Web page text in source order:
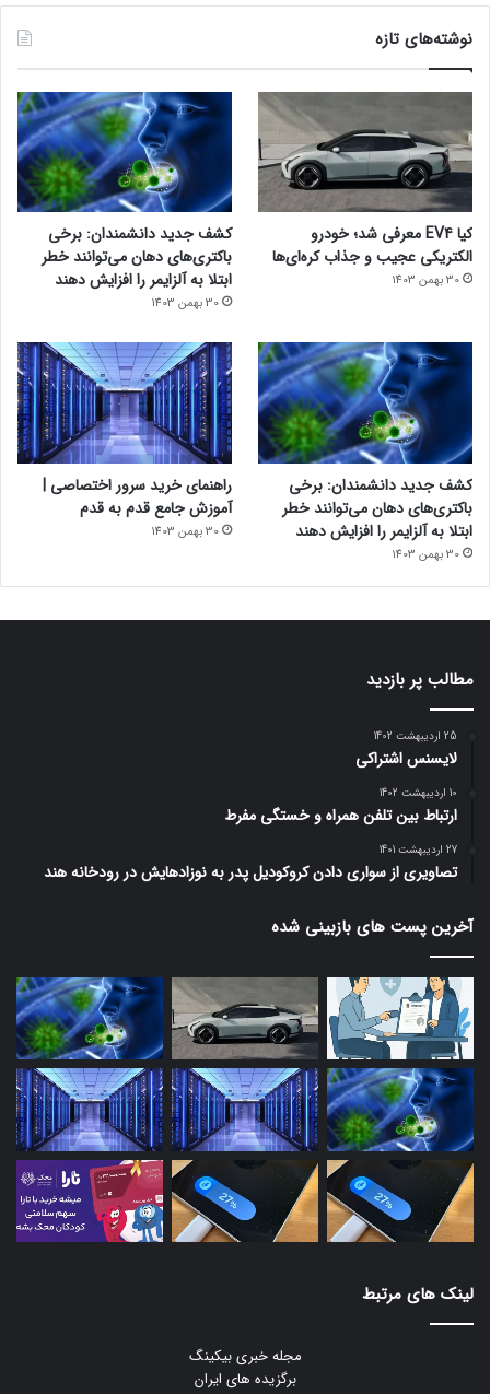
نوشته‌های تازه
کیا EV4 معرفی شد؛ خودرو
الکتریکی عجیب و جذاب کره‌ای‌ها
30 بهمن 1403
کشف جدید دانشمندان: برخی
باکتری‌های دهان می‌توانند خطر
ابتلا به آلزایمر را افزایش دهند
30 بهمن 1403
کشف جدید دانشمندان: برخی
باکتری‌های دهان می‌توانند خطر
ابتلا به آلزایمر را افزایش دهند
30 بهمن 1403
راهنمای خرید سرور اختصاصی |
آموزش جامع قدم به قدم
30 بهمن 1403
مطالب پر بازدید
25 اردیبهشت 1402
لایسنس اشتراکی
10 اردیبهشت 1402
ارتباط بین تلفن همراه و خستگی مفرط
27 اردیبهشت 1401
تصاویری از سواری دادن کروکودیل پدر به نوزادهایش در رودخانه هند
آخرین پست های بازبینی شده
لینک های مرتبط
مجله خبری بیکینگ
برگزیده های ایران